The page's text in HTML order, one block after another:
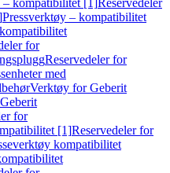
– kompatibilitet [1]Reservedeler
Pressverktøy – kompatibilitet
for
Reservedeler for
med
Verktøy for Geberit
for
[1]Reservedeler for
kompatibilitet